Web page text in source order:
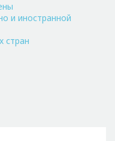
и иностранной
стран